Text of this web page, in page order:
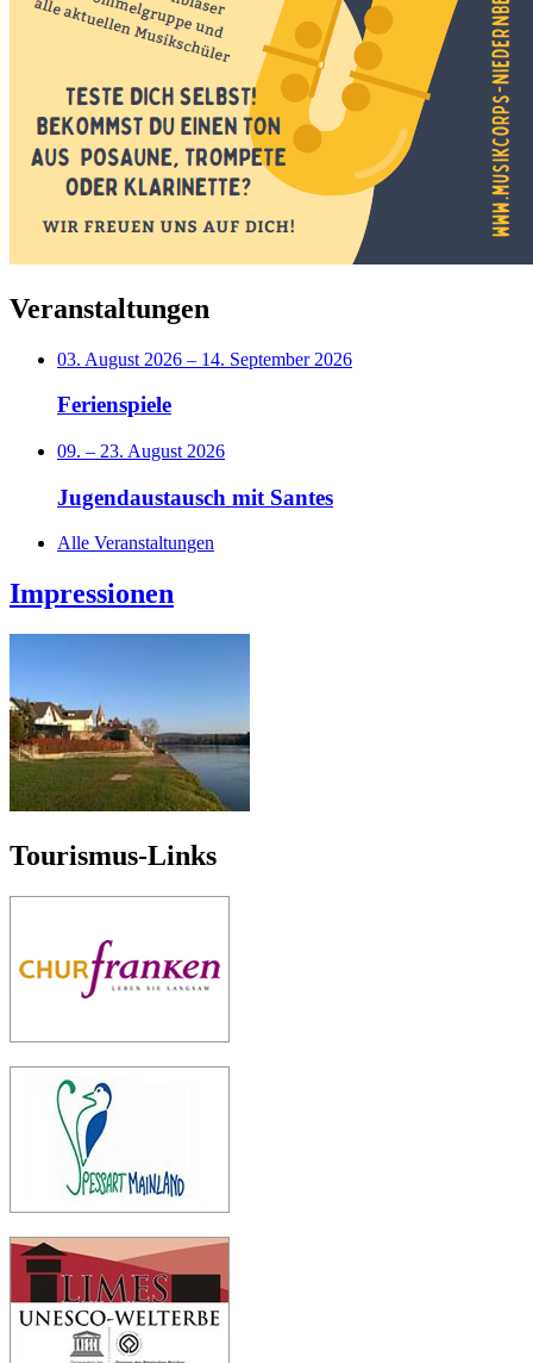
Veranstaltungen
03. August 2026 – 14. September 2026
Ferienspiele
09. – 23. August 2026
Jugendaustausch mit Santes
Alle Veranstaltungen
Impressionen
Tourismus-Links